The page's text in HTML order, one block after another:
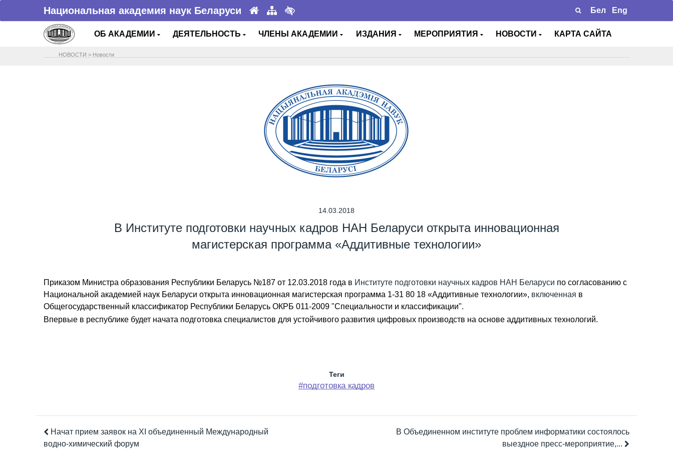
Национальная академия наук Беларуси Бел Eng
ОБ АКАДЕМИИ ДЕЯТЕЛЬНОСТЬ ЧЛЕНЫ АКАДЕМИИ ИЗДАНИЯ МЕРОПРИЯТИЯ НОВОСТИ КАРТА САЙТА
НОВОСТИ > Новости
14.03.2018
В Институте подготовки научных кадров НАН Беларуси открыта инновационная
магистерская программа «Аддитивные технологии»
Приказом Министра образования Республики Беларусь №187 от 12.03.2018 года в Институте подготовки научных кадров НАН Беларуси по согласованию с
Национальной академией наук Беларуси открыта инновационная магистерская программа 1-31 80 18 «Аддитивные технологии», включенная в
Общегосударственный классификатор Республики Беларусь ОКРБ 011-2009 "Специальности и классификации".
Впервые в республике будет начата подготовка специалистов для устойчивого развития цифровых производств на основе аддитивных технологий.
Теги
#подготовка кадров
Начат прием заявок на XI объединенный Международный
водно-химический форум
В Объединенном институте проблем информатики состоялось
выездное пресс-мероприятие,...